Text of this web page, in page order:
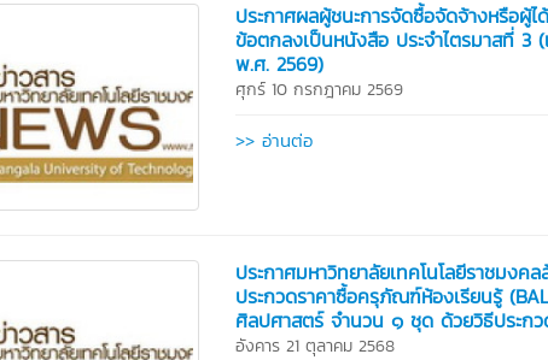
ประกาศผลผู้ชนะการจัดซื้อจัดจ้างหรือผู้
ข้อตกลงเป็นหนังสือ ประจำไตรมาสที่
พ.ศ. 2569)
ศุกร์ 10 กรกฎาคม 2569
>> อ่านต่อ
ประกาศมหาวิทยาลัยเทคโนโลยีราชมงค
ประกวดราคาซื้อครุภัณฑ์ห้องเรียนรู้
ศิลปศาสตร์ จำนวน ๑ ชุด ด้วยวิธีประก
อังคาร 21 ตุลาคม 2568